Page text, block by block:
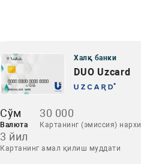
Халқ банки
DUO Uzcard
Сўм
Валюта
30 000
Картанинг (эмиссия) нархи
3 йил
Картанинг амал қилиш муддати